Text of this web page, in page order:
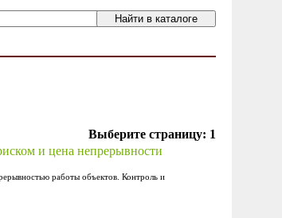
Выберите страницу: 1
и цена непрерывности
работы объектов. Контроль и